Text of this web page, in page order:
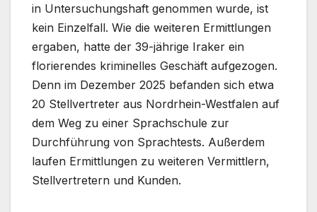
in Untersuchungshaft genommen wurde, ist
kein Einzelfall. Wie die weiteren Ermittlungen
ergaben, hatte der 39-jährige Iraker ein
florierendes kriminelles Geschäft aufgezogen.
Denn im Dezember 2025 befanden sich etwa
20 Stellvertreter aus Nordrhein-Westfalen auf
dem Weg zu einer Sprachschule zur
Durchführung von Sprachtests. Außerdem
laufen Ermittlungen zu weiteren Vermittlern,
Stellvertretern und Kunden.